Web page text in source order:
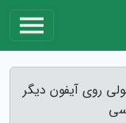
روی آیفون دیگر